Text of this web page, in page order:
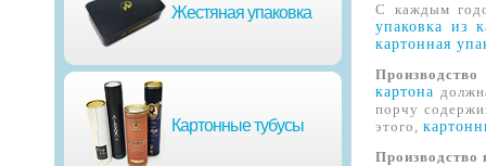
Жестяная упаковка
Картонные тубусы
С каждым
упаковка из
картонная
картона
порчу
этого,
Производство